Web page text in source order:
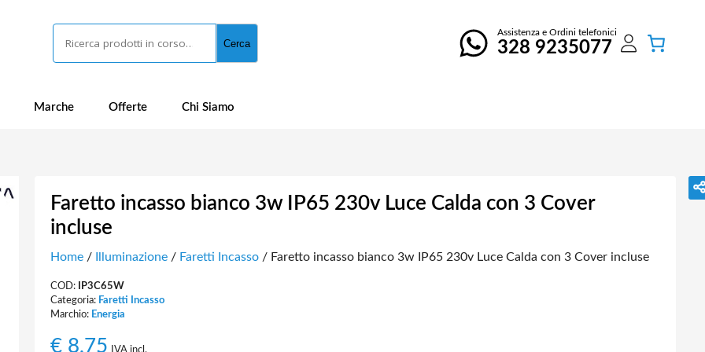
Cerca
Assistenza e Ordini telefonici
328 9235077
Marche Offerte Chi Siamo
Faretto incasso bianco 3w IP65 230v Luce Calda con 3 Cover
incluse
Home/ Illuminazione/ Faretti Incasso/ Faretto incasso bianco 3w IP65 230v Luce Calda con 3 Cover incluse
COD:
IP3C65W
Categoria: Faretti Incasso
Marchio: Energia
€8,75 IVA incl.